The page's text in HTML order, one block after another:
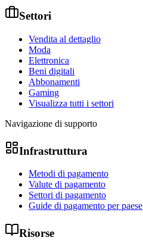
Settori
Vendita al dettaglio
Moda
Elettronica
Beni digitali
Abbonamenti
Gaming
Visualizza tutti i settori
Navigazione di supporto
Infrastruttura
Metodi di pagamento
Valute di pagamento
Settori di pagamento
Guide di pagamento per paese
Risorse